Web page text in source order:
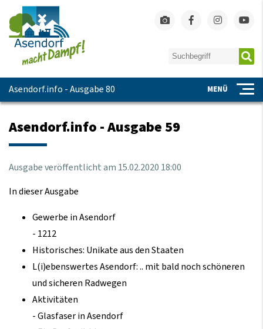
Asendorf.info - Ausgabe 80 MENÜ
Asendorf.info - Ausgabe 59
Ausgabe veröffentlicht am 15.02.2020 18:00
In dieser Ausgabe
Gewerbe in Asendorf
- 1212
Historisches: Unikate aus den Staaten
L(i)ebenswertes Asendorf: .. mit bald noch schöneren
und sicheren Radwegen
Aktivitäten
- Glasfaser in Asendorf